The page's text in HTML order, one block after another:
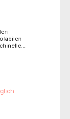
und
und